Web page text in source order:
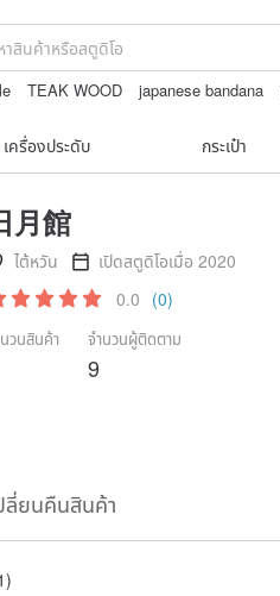
TEAK WOOD japanese bandana
เครื่องประดับ กระเป๋า
月館
ไต้หวัน
เปิดสตูดิโอเมื่อ 2020
0.0 (0)
วนสินค้า จำนวนผู้ติดตาม
9
ลี่ยนคืนสินค้า